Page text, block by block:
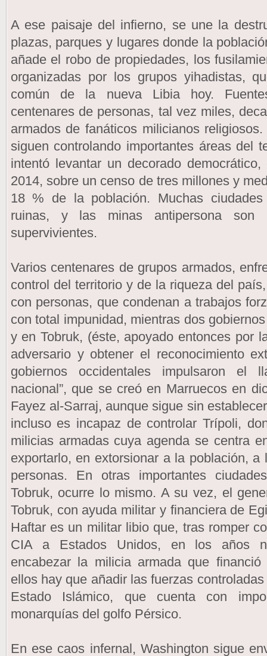
A ese paisaje del infierno, se une la
plazas, parques y lugares donde la
añade el robo de propiedades, los
organizadas por los grupos yihadistas,
común de la nueva Libia hoy.
centenares de personas, tal vez miles,
armados de fanáticos milicianos
siguen controlando importantes áreas del
intentó levantar un decorado
2014, sobre un censo de tres millones y
18 % de la población. Muchas
ruinas, y las minas antipersona
supervivientes.
Varios centenares de grupos armados,
control del territorio y de la riqueza del
con personas, que condenan a trabajos
con total impunidad, mientras dos
y en Tobruk, (éste, apoyado entonces por
adversario y obtener el reconocimiento
gobiernos occidentales impulsaron el
nacional”, que se creó en Marruecos en
Fayez al-Sarraj, aunque sigue sin
incluso es incapaz de controlar Trípoli,
milicias armadas cuya agenda se centra
exportarlo, en extorsionar a la población,
personas. En otras importantes
Tobruk, ocurre lo mismo. A su vez, el
Tobruk, con ayuda militar y financiera de
Haftar es un militar libio que, tras romper
CIA a Estados Unidos, en los años
encabezar la milicia armada que
ellos hay que añadir las fuerzas
Estado Islámico, que cuenta con
monarquías del golfo Pérsico.
En ese caos infernal, Washington sigue